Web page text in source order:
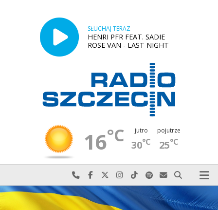
SŁUCHAJ TERAZ
HENRI PFR FEAT. SADIE
ROSE VAN - LAST NIGHT
16°C jutro
30°C
pojutrze
25°C
Najlepiej po prostu do nas zadzwoń
Odwiedź nas na Facebook-u
Odwiedź nas na X
Odwiedź nas na Instagram-ie
Odwiedź nas na TikTok-u
Szukaj nas na Spotify
Wyślij do nas
Szukaj